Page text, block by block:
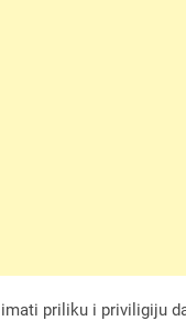
priliku i priviligiju